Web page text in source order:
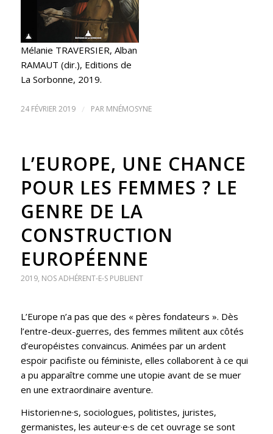
Mélanie TRAVERSIER, Alban
RAMAUT (dir.), Editions de
La Sorbonne, 2019.
24 FÉVRIER 2019 / PAR MNÉMOSYNE
L’EUROPE, UNE CHANCE
POUR LES FEMMES ? LE
GENRE DE LA
CONSTRUCTION
EUROPÉENNE
2019, NOS ADHÉRENT-E-S PUBLIENT
L’Europe n’a pas que des « pères fondateurs ». Dès
l’entre-deux-guerres, des femmes militent aux côtés
d’européistes convaincus. Animées par un ardent
espoir pacifiste ou féministe, elles collaborent à ce qui
a pu apparaître comme une utopie avant de se muer
en une extraordinaire aventure.
Historien·ne·s, sociologues, politistes, juristes,
germanistes, les auteur·e·s de cet ouvrage se sont